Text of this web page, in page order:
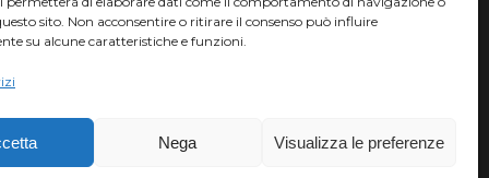
sito. Non acconsentire o ritirare il consenso può influire
su alcune caratteristiche e funzioni.
Nega Visualizza le preferenze
LUCA BRAIDOT MARATHON BIKE DELLA BRIANZA
MATHIEU VAN DER POEL
TRIATHLON OLIMPICO